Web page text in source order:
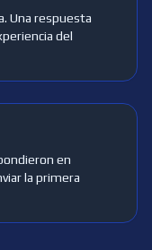
Una respuesta
del
en
la primera